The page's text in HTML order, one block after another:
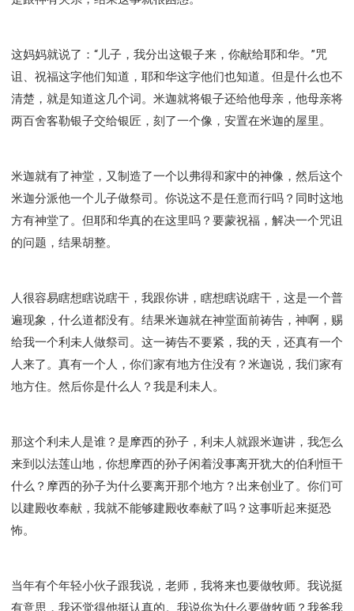
这妈妈就说了：“儿子，我分出这银子来，你献给耶和华。”咒
诅、祝福这字他们知道，耶和华这字他们也知道。但是什么也不
清楚，就是知道这几个词。米迦就将银子还给他母亲，他母亲将
两百舍客勒银子交给银匠，刻了一个像，安置在米迦的屋里。
米迦就有了神堂，又制造了一个以弗得和家中的神像，然后这个
米迦分派他一个儿子做祭司。你说这不是任意而行吗？同时这地
方有神堂了。但耶和华真的在这里吗？要蒙祝福，解决一个咒诅
的问题，结果胡整。
人很容易瞎想瞎说瞎干，我跟你讲，瞎想瞎说瞎干，这是一个普
遍现象，什么道都没有。结果米迦就在神堂面前祷告，神啊，赐
给我一个利未人做祭司。这一祷告不要紧，我的天，还真有一个
人来了。真有一个人，你们家有地方住没有？米迦说，我们家有
地方住。然后你是什么人？我是利未人。
那这个利未人是谁？是摩西的孙子，利未人就跟米迦讲，我怎么
来到以法莲山地，你想摩西的孙子闲着没事离开犹大的伯利恒干
什么？摩西的孙子为什么要离开那个地方？出来创业了。你们可
以建殿收奉献，我就不能够建殿收奉献了吗？这事听起来挺恐
怖。
当年有个年轻小伙子跟我说，老师，我将来也要做牧师。我说挺
有意思，我还觉得他挺认真的。我说你为什么要做牧师？我爸我